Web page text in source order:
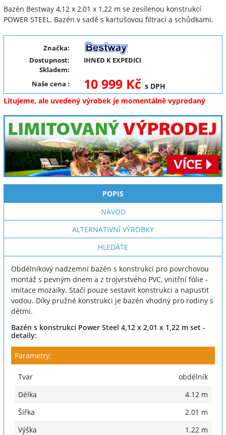
Bazén Bestway 4,12 x 2,01 x 1,22 m se zesílenou konstrukcí
POWER STEEL. Bazén v sadě s kartušovou filtrací a schůdkami.
Značka:
Dostupnost:
IHNED K EXPEDICI
Skladem:
Naše cena : 10 999 Kč s DPH
Litujeme, ale uvedený výrobek je momentálně vyprodaný
POPIS
NÁVOD
ALTERNATIVNÍ VÝROBKY
HLEDÁTE
Obdélníkový nadzemní bazén s konstrukcí pro povrchovou
montáž s pevným dnem a z trojvrstvého PVC, vnitřní fólie -
imitace mozaiky. Stačí pouze sestavit konstrukci a napustit
vodou. Díky pružné konstrukci je bazén vhodný pro rodiny s
dětmi.
Bazén s konstrukcí Power Steel 4,12 x 2,01 x 1,22 m set -
detaily:
Parametry:
Tvar
obdélník
Délka
4.12 m
Šířka
2.01 m
Výška
1.22 m